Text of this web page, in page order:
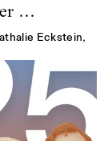
…
Eckstein,